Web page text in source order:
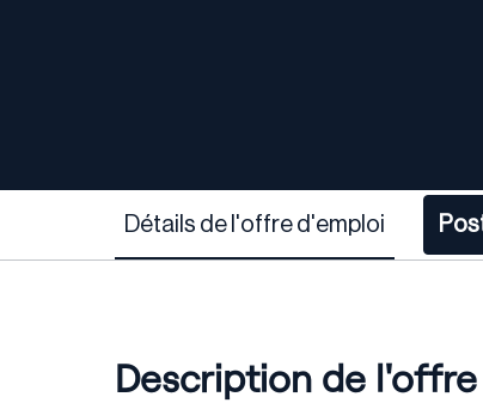
Détails de l'offre d'emploi
Description de